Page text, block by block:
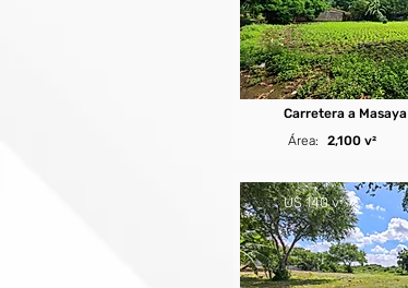
Carretera a Masaya
Área:
2,100 v²
U$ 140 v²